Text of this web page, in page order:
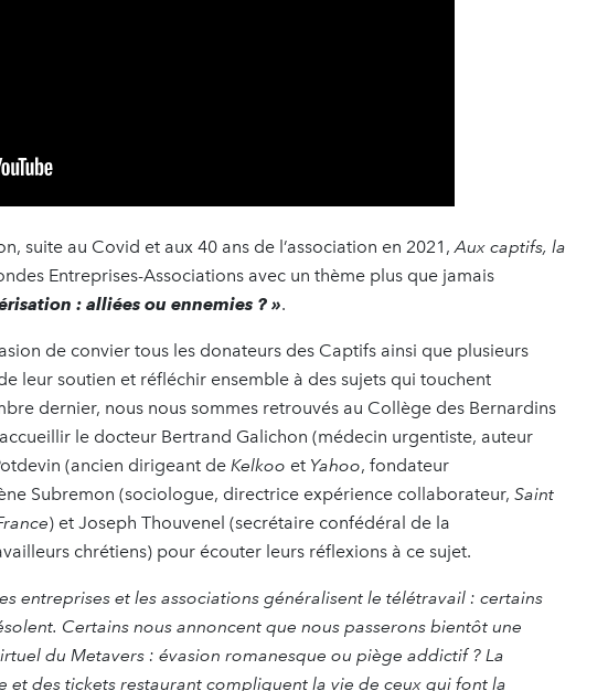
suite au Covid et aux 40 ans de l’association en 2021, Aux captifs, la
Entreprises-Associations avec un thème plus que jamais
: alliées ou ennemies ? ».
de convier tous les donateurs des Captifs ainsi que plusieurs
leur soutien et réfléchir ensemble à des sujets qui touchent
dernier, nous nous sommes retrouvés au Collège des Bernardins
le docteur Bertrand Galichon (médecin urgentiste, auteur
(ancien dirigeant de Kelkoo et Yahoo, fondateur
Subremon (sociologue, directrice expérience collaborateur, Saint
) et Joseph Thouvenel (secrétaire confédéral de la
chrétiens) pour écouter leurs réflexions à ce sujet.
entreprises et les associations généralisent le télétravail : certains
Certains nous annoncent que nous passerons bientôt une
du Metavers : évasion romanesque ou piège addictif ? La
et des tickets restaurant compliquent la vie de ceux qui font la